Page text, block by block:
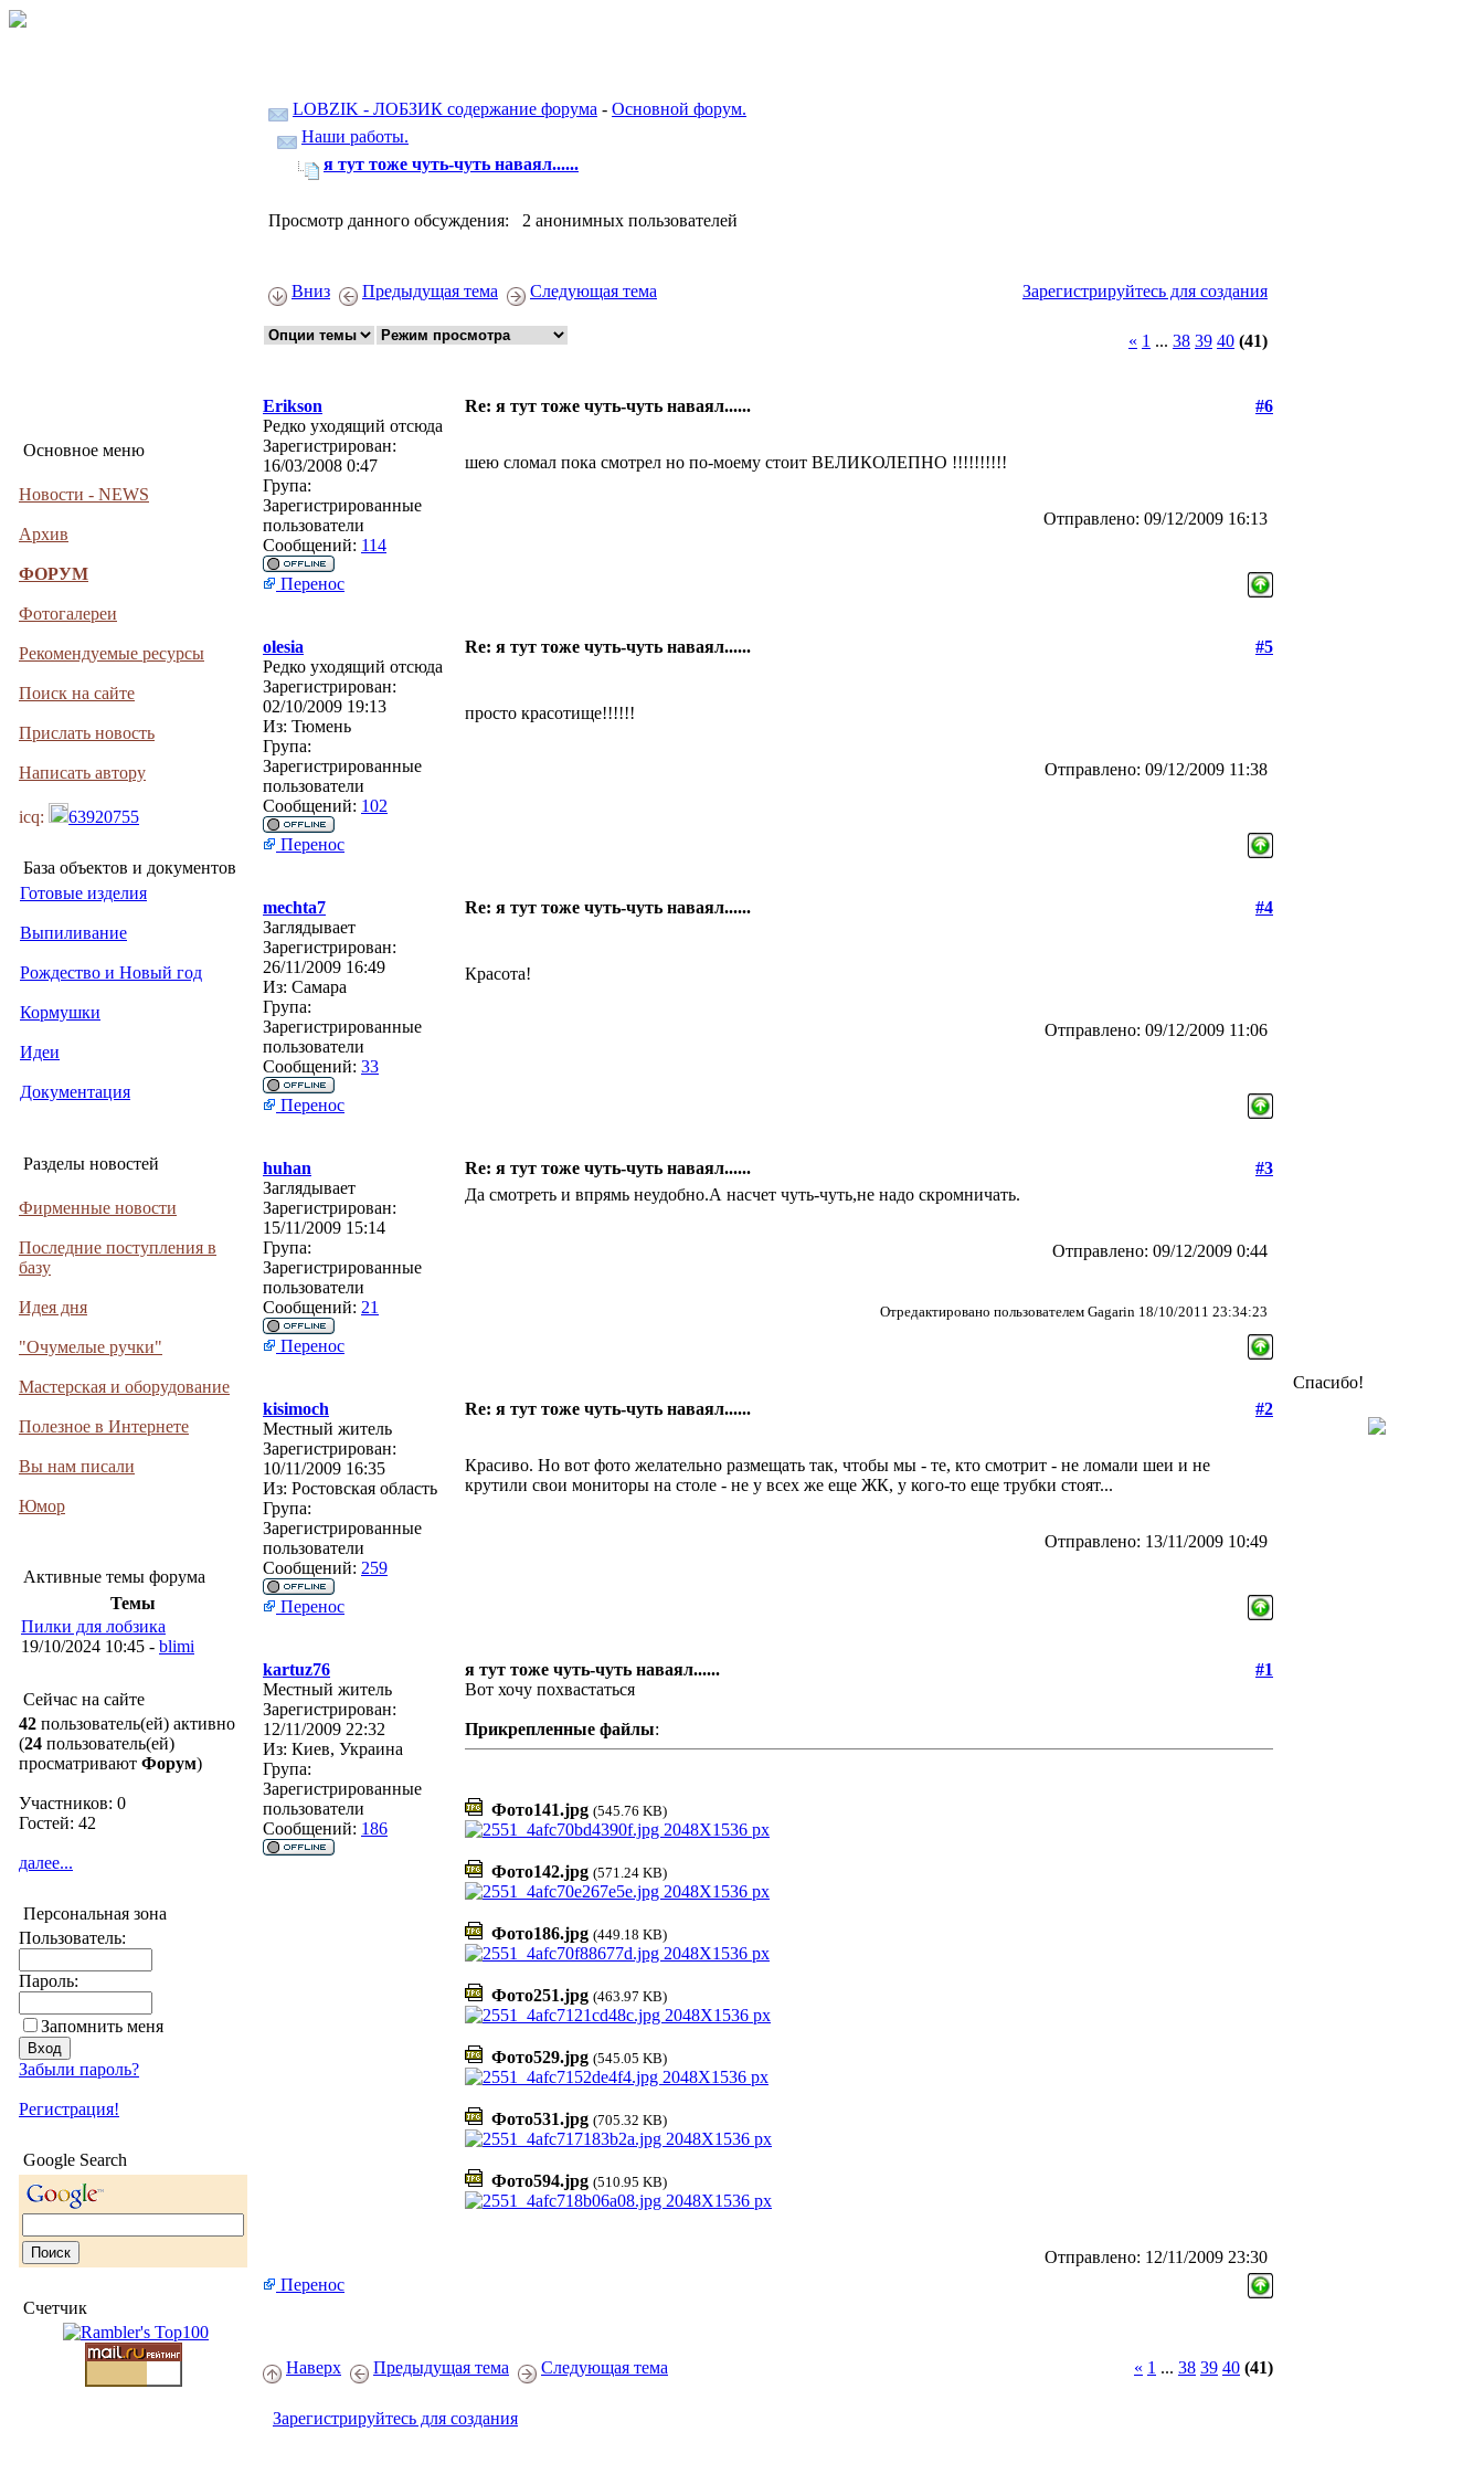
Основное меню
Новости - NEWS
Архив
ФОРУМ
Фотогалереи
Рекомендуемые ресурсы
Поиск на сайте
Прислать новость
Написать автору
icq: 63920755
База объектов и документов
Готовые изделия
Выпиливание
Рождество и Новый год
Кормушки
Идеи
Документация
Разделы новостей
Фирменные новости
Последние поступления в
базу
Идея дня
"Очумелые ручки"
Мастерская и оборудование
Полезное в Интернете
Вы нам писали
Юмор
Активные темы форума
Темы
Пилки для лобзика
19/10/2024 10:45 - blimi
Сейчас на сайте
42 пользователь(ей) активно
(24 пользователь(ей)
просматривают Форум)
Участников: 0
Гостей: 42
далее...
Персональная зона
Пользователь:
Пароль:
Запомнить меня
Забыли пароль?
Регистрация!
Google Search
Счетчик
LOBZIK - ЛОБЗИК содержание форума - Основной форум.
Наши работы.
я тут тоже чуть-чуть наваял......
Просмотр данного обсуждения: 2 анонимных пользователей
Вниз Предыдущая тема Следующая тема Зарегистрируйтесь для создания
« 1 ... 38 39 40 (41)
Erikson Re: я тут тоже чуть-чуть наваял......
#6
Редко уходящий отсюда
Зарегистрирован:
16/03/2008 0:47
Група:
Зарегистрированные
пользователи
Сообщений: 114
шею сломал пока смотрел но по-моему стоит ВЕЛИКОЛЕПНО !!!!!!!!!!
Отправлено: 09/12/2009 16:13
Перенос
olesia Re: я тут тоже чуть-чуть наваял......
#5
Редко уходящий отсюда
Зарегистрирован:
02/10/2009 19:13
Из: Тюмень
Група:
Зарегистрированные
пользователи
Сообщений: 102
просто красотище!!!!!!
Отправлено: 09/12/2009 11:38
Перенос
mechta7 Re: я тут тоже чуть-чуть наваял......
#4
Заглядывает
Зарегистрирован:
26/11/2009 16:49
Из: Самара
Група:
Зарегистрированные
пользователи
Сообщений: 33
Красота!
Отправлено: 09/12/2009 11:06
Перенос
huhan Re: я тут тоже чуть-чуть наваял......
#3
Заглядывает
Зарегистрирован:
15/11/2009 15:14
Група:
Зарегистрированные
пользователи
Сообщений: 21
Да смотреть и впрямь неудобно.А насчет чуть-чуть,не надо скромничать.
Отправлено: 09/12/2009 0:44
Отредактировано пользователем Gagarin 18/10/2011 23:34:23
Перенос
kisimoch Re: я тут тоже чуть-чуть наваял......
#2
Местный житель
Зарегистрирован:
10/11/2009 16:35
Из: Ростовская область
Група:
Зарегистрированные
пользователи
Сообщений: 259
Красиво. Но вот фото желательно размещать так, чтобы мы - те, кто смотрит - не ломали шеи и не
крутили свои мониторы на столе - не у всех же еще ЖК, у кого-то еще трубки стоят...
Отправлено: 13/11/2009 10:49
Перенос
kartuz76 я тут тоже чуть-чуть наваял......
#1
Местный житель
Зарегистрирован:
12/11/2009 22:32
Из: Киев, Украина
Група:
Зарегистрированные
пользователи
Сообщений: 186
Вот хочу похвастаться
Прикрепленные файлы:
Фото141.jpg (545.76 KB)
Фото142.jpg (571.24 KB)
Фото186.jpg (449.18 KB)
Фото251.jpg (463.97 KB)
Фото529.jpg (545.05 KB)
Фото531.jpg (705.32 KB)
Фото594.jpg (510.95 KB)
Отправлено: 12/11/2009 23:30
Перенос
Наверх Предыдущая тема Следующая тема « 1 ... 38 39 40 (41)
Зарегистрируйтесь для создания
Спасибо!